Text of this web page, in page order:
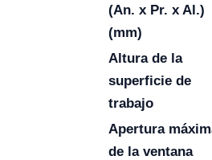
(An. x Pr. x Al.)
(mm)
Altura de la
superficie de
trabajo
Apertura
de la ventana